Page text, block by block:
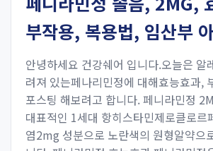
부작용, 복용법, 임산부
안녕하세요 건강쉐어 입니다.오늘은 알
려져 있는페나리민정에 대해효능효과,
포스팅 해보려고 합니다. 페니라민정
대표적인 1세대 항히스타민제로클로르
염2mg 성분으로 노란색의 원형알약으